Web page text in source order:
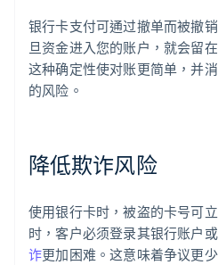
银行卡支付可通过撤单而被撤
旦资金进入您的账户，就会留
这种确定性使对账更简单，并
的风险。
降低欺诈风险
使用银行卡时，被盗的卡号可
时，客户必须登录其银行账户
诈更加困难。这意味着争议更